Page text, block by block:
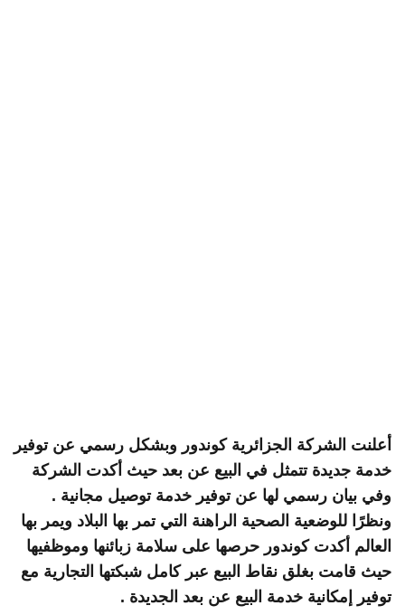
الشركة الجزائرية كوندور وبشكل رسمي عن توفير
جديدة تتمثل في البيع عن بعد حيث أكدت الشركة
بيان رسمي لها عن توفير خدمة توصيل مجانية .
للوضعية الصحية الراهنة التي تمر بها البلاد ويمر بها
أكدت كوندور حرصها على سلامة زبائنها وموظفيها
قامت بغلق نقاط البيع عبر كامل شبكتها التجارية مع
إمكانية خدمة البيع عن بعد الجديدة .